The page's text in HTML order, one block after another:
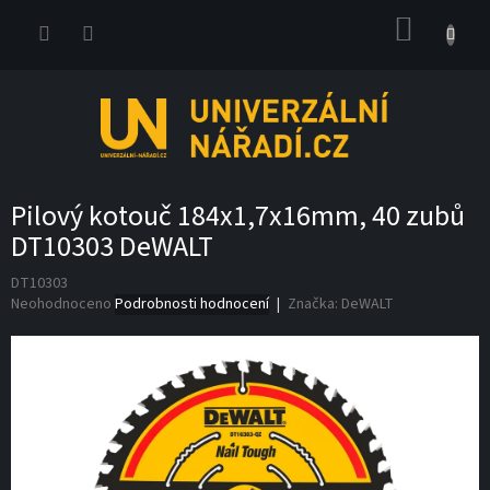
Pilový kotouč 184x1,7x16mm, 40 zubů
DT10303 DeWALT
DT10303
Průměrné
Neohodnoceno Podrobnosti hodnocení Značka: DeWALT